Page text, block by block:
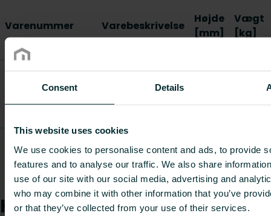
Consent Details
This website uses cookies
We use cookies to personalise content and ads, to provide
features and to analyse our traffic. We also share
use of our site with our social media, advertising and
who may combine it with other information that you’ve
or that they’ve collected from your use of their services.
Varenummer Varebeskrivelse
Højde
[mm]
Vægt
[kg]
FZ9L6000600X00SE0
RadPak 6,
Ventilpakke til
tilslutning fra væg
til radiatoren, cc
FZ9L6000700X00SE0
Ventilpakke til
tilslutning fra gulv
til radiatoren, cc
40 t
- -
Hvordan kan vi hjælpe dig?